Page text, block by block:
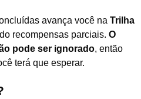
avança você na Trilha
recompensas parciais. O
pode ser ignorado, então
terá que esperar.